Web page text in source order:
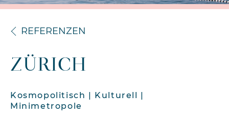
REFERENZEN
ZÜRICH
Kosmopolitisch | Kulturell |
Minimetropole